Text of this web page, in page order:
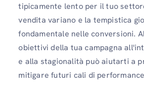
tipicamente lento per il tuo
vendita variano e la tempistica
fondamentale nelle conversioni.
obiettivi della tua campagna
e alla stagionalità può aiutarti a
mitigare futuri cali di